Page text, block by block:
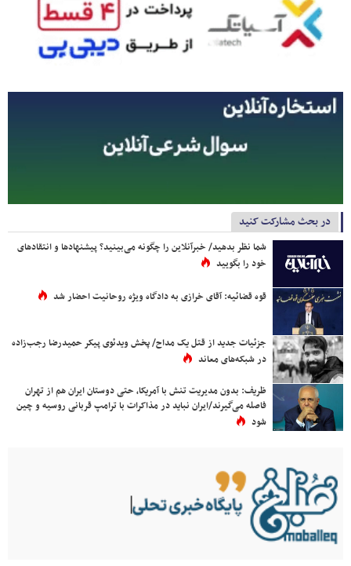
در بحث مشارکت کنید
شما نظر بدهید/ خبرآنلاین را چگونه می‌بینید؟ پیشنهادها و انتقادهای
خود را بگویید
قوه قضائیه: آقای خرازی به دادگاه ویژه روحانیت احضار شد
جزئیات جدید از قتل یک مداح/ پخش ویدئوی پیکر حمیدرضا رجب‌زاده
در شبکه‌های معاند
ظریف: بدون مدیریت تنش با آمریکا، حتی دوستان ایران هم از تهران
فاصله می‌گیرند/ایران نباید در مذاکرات با ترامپ قربانی روسیه و چین
شود